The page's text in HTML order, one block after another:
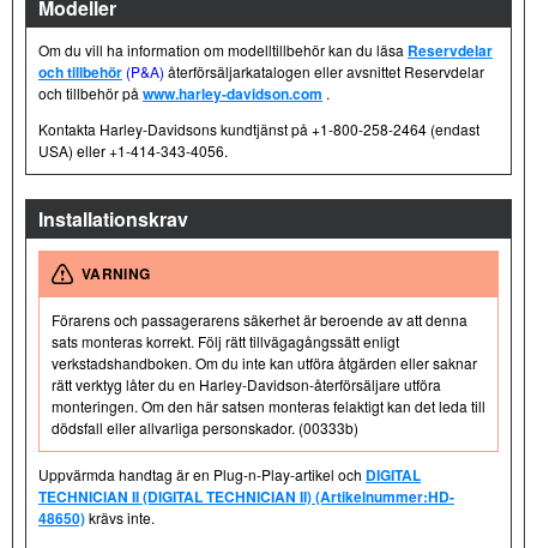
Modeller
Om du vill ha information om modelltillbehör kan du läsa Reservdelar
och tillbehör (P&A) återförsäljarkatalogen eller avsnittet Reservdelar
och tillbehör på www.harley-davidson.com .
Kontakta Harley-Davidsons kundtjänst på +1-800-258-2464 (endast
USA) eller +1-414-343-4056.
Installationskrav
VARNING
Förarens och passagerarens säkerhet är beroende av att denna
sats monteras korrekt. Följ rätt tillvägagångssätt enligt
verkstadshandboken. Om du inte kan utföra åtgärden eller saknar
rätt verktyg låter du en Harley-Davidson-återförsäljare utföra
monteringen. Om den här satsen monteras felaktigt kan det leda till
dödsfall eller allvarliga personskador. (00333b)
Uppvärmda handtag är en Plug-n-Play-artikel och DIGITAL
TECHNICIAN II (DIGITAL TECHNICIAN II) (Artikelnummer:HD-
48650)krävs inte.